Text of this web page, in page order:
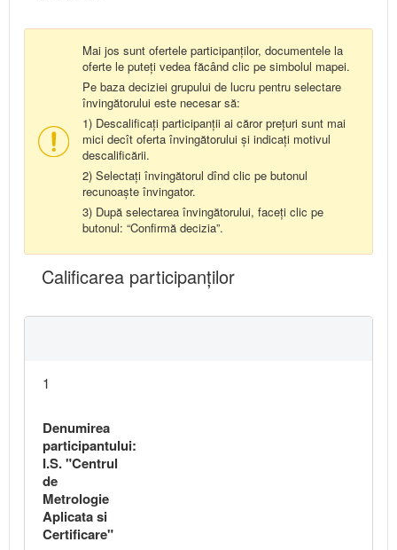
Mai jos sunt ofertele participanților, documentele la
oferte le puteți vedea făcând clic pe simbolul mapei.
Pe baza deciziei grupului de lucru pentru selectare
învingătorului este necesar să:
1) Descalificați participanții ai căror prețuri sunt mai
mici decît oferta învingătorului și indicați motivul
descalificării.
2) Selectați învingătorul dînd clic pe butonul
recunoaște învingator.
3) După selectarea învingătorului, faceți clic pe
butonul: “Confirmă decizia”.
Calificarea participanţilor
1
Denumirea
participantului:
I.S. "Centrul
de
Metrologie
Aplicata si
Certificare"